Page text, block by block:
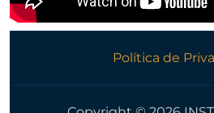
Política de